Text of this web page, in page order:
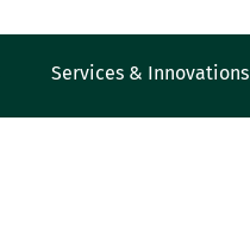
Services & Innovations